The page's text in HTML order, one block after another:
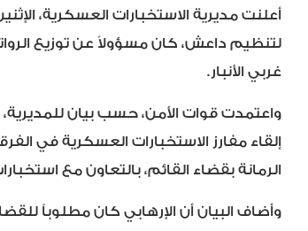
لتنظيم داعش، كان مسؤولاً عن توزيع
غربي الأنبار.
واعتمدت قوات الأمن، حسب بيان
إلقاء مفارز الاستخبارات العسكرية في
الرمانة بقضاء القائم، بالتعاون مع استخبارات
وأضاف البيان أن الإرهابي كان مطلوباً